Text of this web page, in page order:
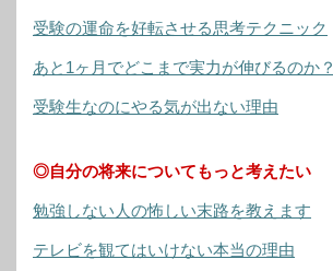
受験の運命を好転させる思考テクニック
あと1ヶ月でどこまで実力が伸びるのか？
受験生なのにやる気が出ない理由
◎自分の将来についてもっと考えたい
勉強しない人の怖しい末路を教えます
テレビを観てはいけない本当の理由